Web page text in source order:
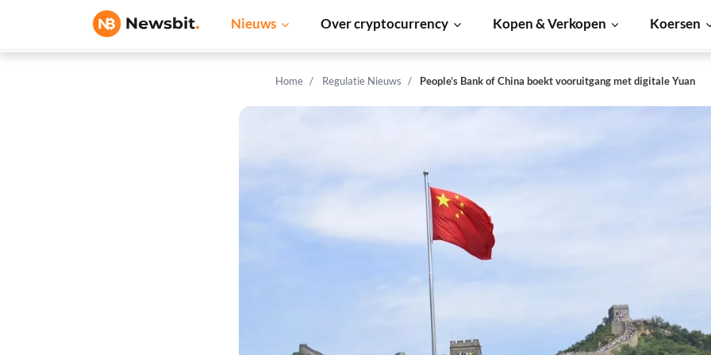
Nieuws Over cryptocurrency Kopen & Verkopen Koersen
Home Regulatie Nieuws People’s Bank of China boekt vooruitgang met digitale Yuan